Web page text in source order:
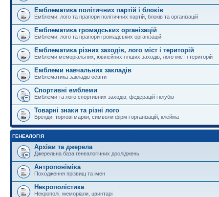
Емблематика політичних партій і блоків
Емблеми, лого та прапори політичних партій, блоків та організацій
Емблематика громадських організацій
Емблеми, лого та прапори громадських організацій
Емблематика різних заходів, лого міст і територій
Емблеми меморіальних, ювілейних і інших заходів, лого міст і територій
Емблеми навчальних закладів
Емблематика закладів освіти
Спортивні емблеми
Емблеми та лого спортивних заходів, федерацій і клубів
Товарні знаки та різні лого
Бренди, торгові марки, символи фірм і організацій, клейма
ГЕНЕАЛОГІЯ
Архіви та джерела
Джерельна база генеалогічних досліджень
Антропоніміка
Походження прізвищ та імен
Некрополістика
Некрополі, меморіали, цвинтарі